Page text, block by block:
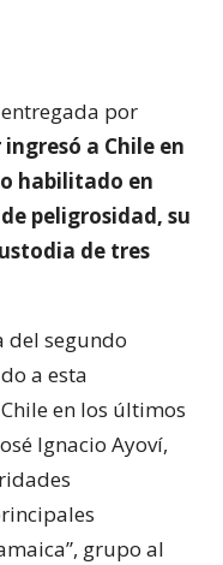
por
a Chile en
habilitado en
peligrosidad, su
de tres
del segundo
a esta
en los últimos
Ignacio Ayoví,
grupo al